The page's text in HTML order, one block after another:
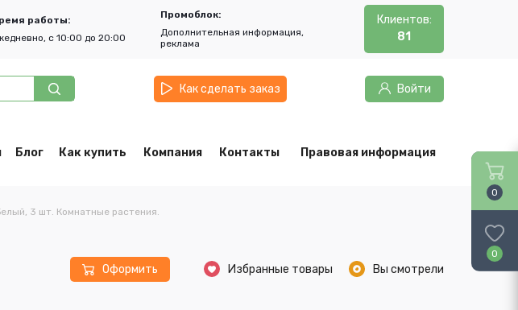
работы:
с 10:00 до 20:00
Промоблок:
Дополнительная информация,
реклама
Клиентов:
81
Как сделать заказ Войти
Блог Как купить Компания Контакты Правовая информация
3 шт. Комнатные растения.
Оформить Избранные товары Вы смотрели
0
0